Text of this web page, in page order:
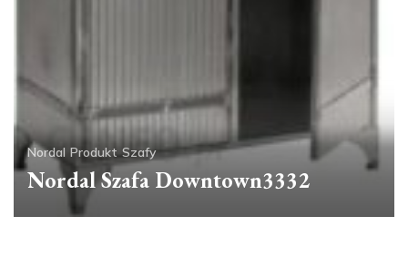
Nordal Produkt Szafy
Nordal Szafa Downtown3332